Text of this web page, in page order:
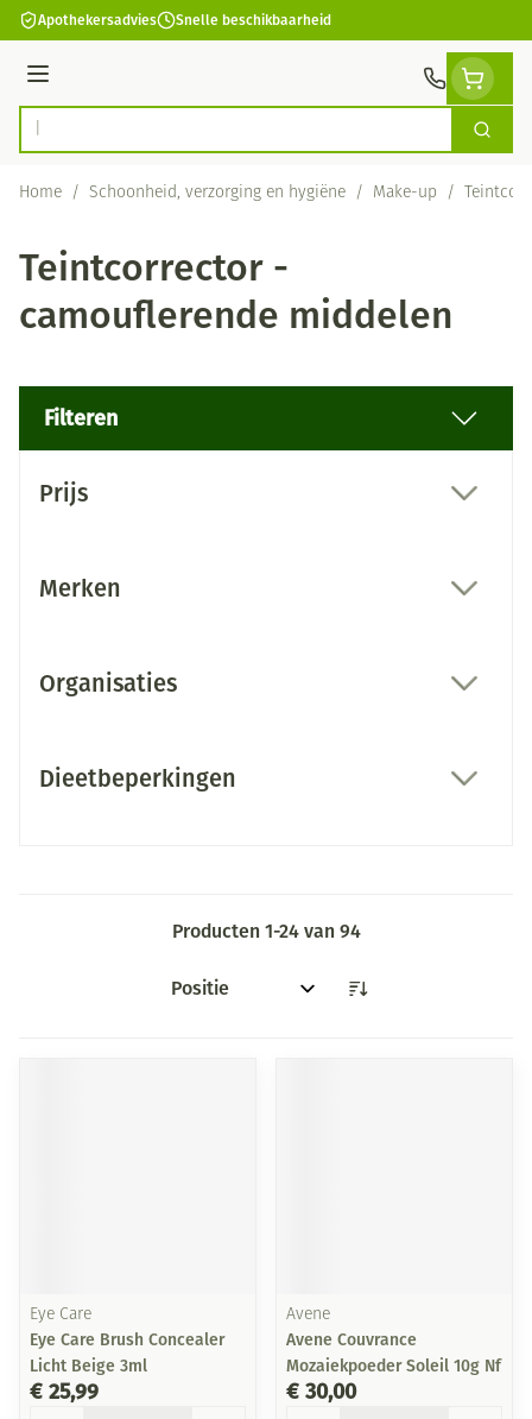
Ga naar de inhoud
Apothekersadvies Snelle beschikbaarheid
Menu
Product, merk, categorie... Zoek
Home / Schoonheid, verzorging en hygiëne / Make-up /
Teintcorrector -
camouflerende middelen
Filteren
Prijs
Merken
Organisaties
Dieetbeperkingen
Producten 1-24van 94
Sorteer op:
Eye Care
Eye Care Brush Concealer
Licht Beige 3ml
€ 25,99
Avene
Avene Couvrance
Mozaiekpoeder Soleil 10g Nf
€ 30,00